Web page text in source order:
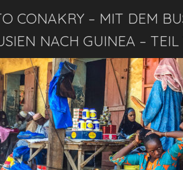
CONAKRY – MIT DEM
NACH GUINEA –